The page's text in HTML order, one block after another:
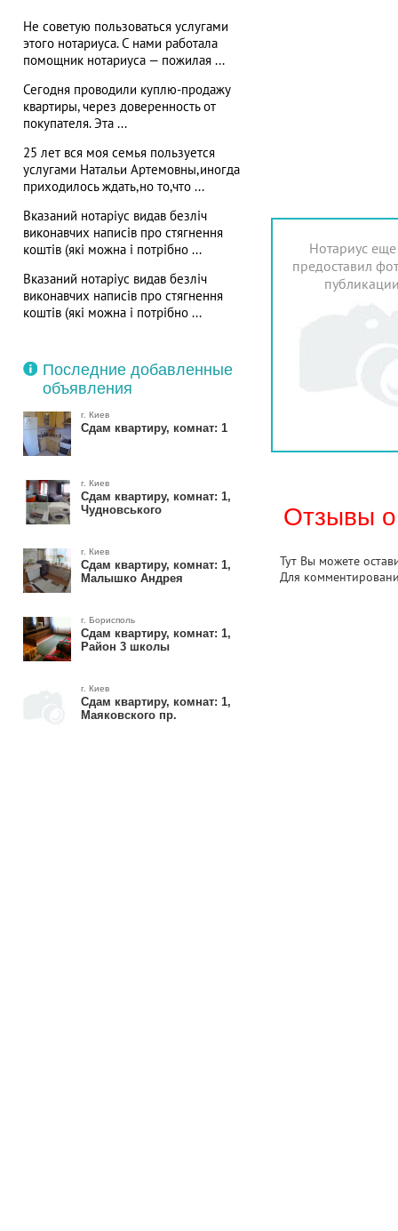
Не советую пользоваться услугами
этого нотариуса. С нами работала
помощник нотариуса — пожилая ...
Сегодня проводили куплю-продажу
квартиры, через доверенность от
покупателя. Эта ...
25 лет вся моя семья пользуется
услугами Натальи Артемовны,иногда
приходилось ждать,но то,что ...
Вказаний нотаріус видав безліч
виконавчих написів про стягнення
коштів (які можна і потрібно ...
Вказаний нотаріус видав безліч
виконавчих написів про стягнення
коштів (які можна і потрібно ...
Последние добавленные
объявления
г. Киев
Сдам квартиру, комнат: 1
г. Киев
Сдам квартиру, комнат: 1,
Чудновського
г. Киев
Сдам квартиру, комнат: 1,
Малышко Андрея
г. Борисполь
Сдам квартиру, комнат: 1,
Район 3 школы
г. Киев
Сдам квартиру, комнат: 1,
Маяковского пр.
Нотариус
предоставил
Отзывы о
Тут Вы можете
Для